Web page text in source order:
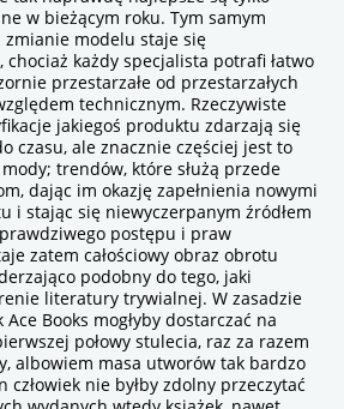
w bieżącym roku. Tym samym
modelu staje się
chociaż każdy specjalista potrafi łatwo
przestarzałe od przestarzałych
technicznym. Rzeczywiste
jakiegoś produktu zdarzają się
czasu, ale znacznie częściej jest to
trendów, które służą przede
dając im okazję zapełnienia nowymi
i stając się niewyczerpanym źródłem
postępu i praw
zatem całościowy obraz obrotu
podobny do tego, jaki
literatury trywialnej. W zasadzie
Books mogłyby dostarczać na
połowy stulecia, raz za razem
albowiem masa utworów tak bardzo
człowiek nie byłby zdolny przeczytać